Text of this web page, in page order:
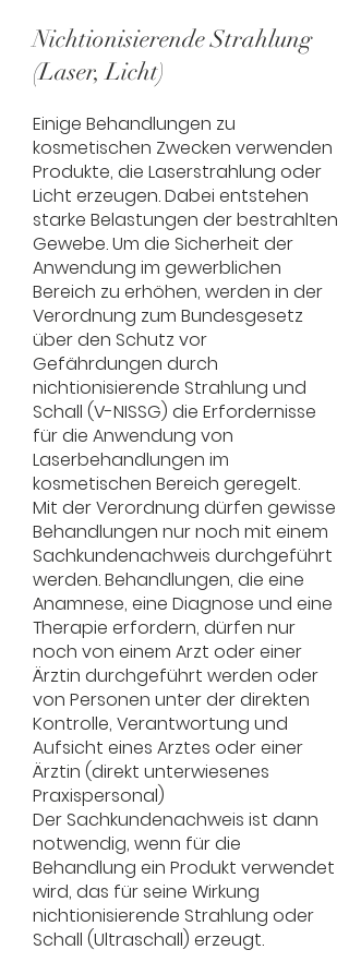
Nichtionisierende Strahlung
(Laser, Licht)
Einige Behandlungen zu
kosmetischen Zwecken verwenden
Produkte, die Laserstrahlung oder
Licht erzeugen. Dabei entstehen
starke Belastungen der bestrahlten
Gewebe. Um die Sicherheit der
Anwendung im gewerblichen
Bereich zu erhöhen, werden in der
Verordnung zum Bundesgesetz
über den Schutz vor
Gefährdungen durch
nichtionisierende Strahlung und
Schall (V-NISSG) die Erfordernisse
für die Anwendung von
Laserbehandlungen im
kosmetischen Bereich geregelt.
Mit der Verordnung dürfen gewisse
Behandlungen nur noch mit einem
Sachkundenachweis durchgeführt
werden. Behandlungen, die eine
Anamnese, eine Diagnose und eine
Therapie erfordern, dürfen nur
noch von einem Arzt oder einer
Ärztin durchgeführt werden oder
von Personen unter der direkten
Kontrolle, Verantwortung und
Aufsicht eines Arztes oder einer
Ärztin (direkt unterwiesenes
Praxispersonal)
Der Sachkundenachweis ist dann
notwendig, wenn für die
Behandlung ein Produkt verwendet
wird, das für seine Wirkung
nichtionisierende Strahlung oder
Schall (Ultraschall) erzeugt.